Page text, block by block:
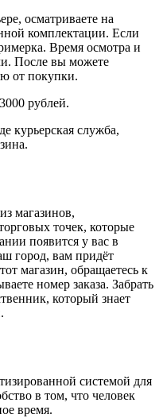
осматриваете на
комплектации. Если
Время осмотра и
После вы можете
от покупки.
рублей.
курьерская служба,
магазинов,
точек, которые
появится у вас в
город, вам придёт
магазин, обращаетесь к
номер заказа. Забрать
который знает
системой для
в том, что человек
время.